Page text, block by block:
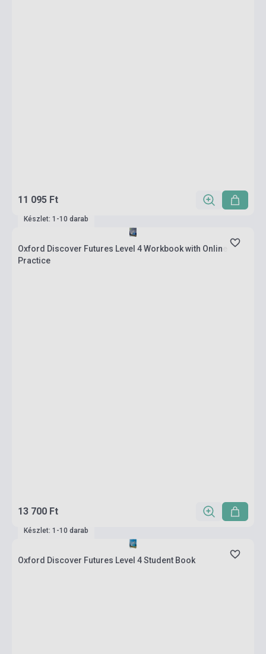
11 095 Ft
Készlet: 1-10 darab
Oxford Discover Futures Level 4 Workbook with Online
Practice
13 700 Ft
Készlet: 1-10 darab
Oxford Discover Futures Level 4 Student Book